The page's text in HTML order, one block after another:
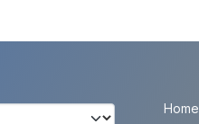
Home